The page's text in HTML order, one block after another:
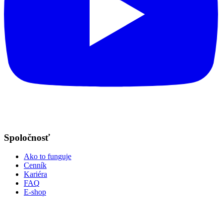
Spoločnosť
Ako to funguje
Cenník
Kariéra
FAQ
E-shop